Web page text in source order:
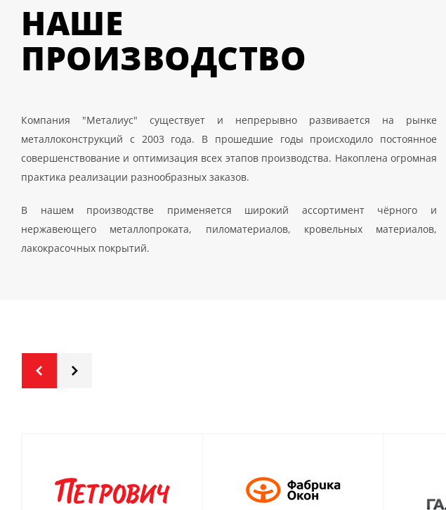
НАШЕ
ПРОИЗВОДСТВО
Компания "Металиус" существует и непрерывно развивается на рынке
металлоконструкций с 2003 года. В прошедшие годы происходило постоянное
совершенствование и оптимизация всех этапов производства. Накоплена огромная
практика реализации разнообразных заказов.
В нашем производстве применяется широкий ассортимент чёрного и
нержавеющего металлопроката, пиломатериалов, кровельных материалов,
лакокрасочных покрытий.